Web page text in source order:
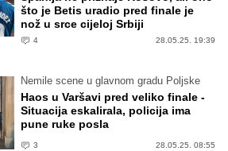
što je Betis uradio pred finale je
nož u srce cijeloj Srbiji
4 28.05.25. 19:39
Nemile scene u glavnom gradu Poljske
Haos u Varšavi pred veliko finale -
Situacija eskalirala, policija ima
pune ruke posla
3 28.05.25. 08:55